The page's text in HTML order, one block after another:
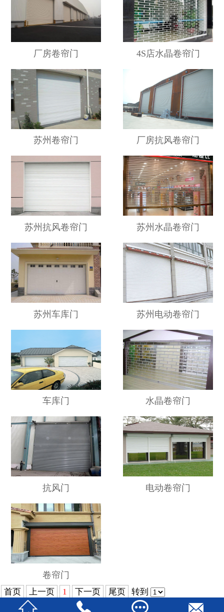
厂房卷帘门 4S店水晶卷帘门
苏州卷帘门 厂房抗风卷帘门
苏州抗风卷帘门 苏州水晶卷帘门
苏州车库门 苏州电动卷帘门
车库门 水晶卷帘门
抗风门 电动卷帘门
卷帘门
首页 上一页 1 下一页 尾页 转到
   